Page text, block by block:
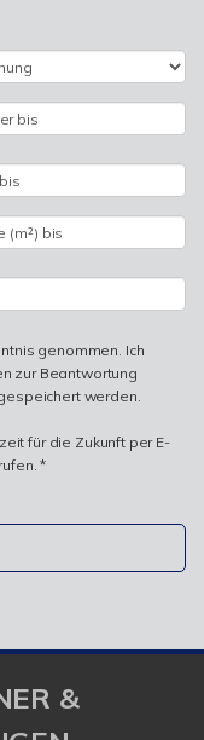
genommen. Ich
zur Beantwortung
werden.
für die Zukunft per E-
*
&